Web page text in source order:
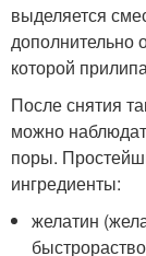
выделяется
дополнительно
которой
После снятия
можно
поры.
ингредиенты:
желатин